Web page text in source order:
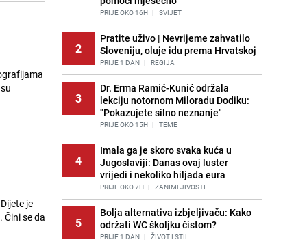
je
se da
PRIJE OKO 16H | SVIJET
2
Pratite uživo | Nevrijeme zahvatilo
Sloveniju, oluje idu prema Hrvatskoj
PRIJE 1 DAN | REGIJA
3
Dr. Erma Ramić-Kunić održala
lekciju notornom Miloradu Dodiku:
"Pokazujete silno neznanje"
PRIJE OKO 15H | TEME
4
Imala ga je skoro svaka kuća u
Jugoslaviji: Danas ovaj luster
vrijedi i nekoliko hiljada eura
PRIJE OKO 7H | ZANIMLJIVOSTI
5
Bolja alternativa izbjeljivaču: Kako
održati WC školjku čistom?
PRIJE 1 DAN | ŽIVOT I STIL